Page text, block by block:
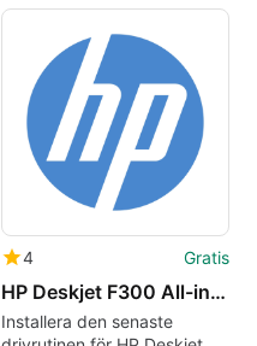
4 Gratis
HP Deskjet F300 All-in-One Printer series drivers
Installera den senaste